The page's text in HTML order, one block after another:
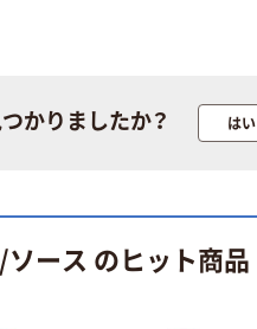
かりましたか？ はい
ース のヒット商品
スクル 現場のチ
カラ 厚さ
トイレットペー